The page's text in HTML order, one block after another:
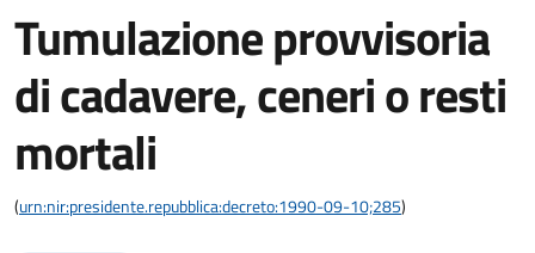
Tumulazione provvisoria
di cadavere, ceneri o resti
mortali
(urn:nir:presidente.repubblica:decreto:1990-09-10;285)